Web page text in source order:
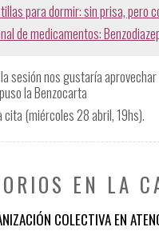
para dormir: sin prisa, pero
de medicamentos:
sesión nos gustaría
la Benzocarta
cita (miércoles 28 abril, 19hs).
EN LA
COLECTIVA EN